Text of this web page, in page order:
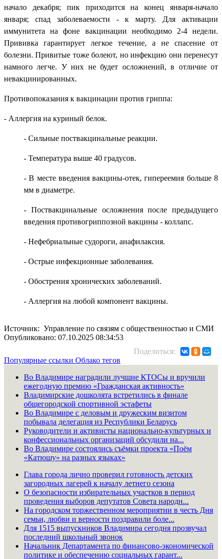
начало декабря; пик приходится на конец января-начало
января; спад заболеваемости - к марту. Для активации
иммунитета на фоне вакцинации необходимо 2-4 недели.
Прививка гарантирует легкое течение, а не спасение от
болезни. Привитые тоже болеют, но инфекцию они перенесут
намного легче. У них не будет осложнений, в отличие от
невакцинированных.
Противопоказания к вакцинации против гриппа:
- Аллергия на куриный белок.
- Сильные поствакцинальные реакции.
- Температура выше 40 градусов.
- В месте введения вакцины-отек, гипереемия больше 8
мм в диаметре.
- Поствакцинальные осложнения после предыдущего
введения противогриппозной вакцины - коллапс.
- Нефебриальные судороги, анафилаксия.
- Острые инфекционные заболевания.
- Обострения хронических заболеваний.
- Аллергия на любой компонент вакцины.
Источник: Управление по связям с общественностью и СМИ
Опубликовано: 07.10.2025 08:34:53
Поделиться:
Популярные ссылки Облако тегов
Во Владимире наградили лучшие КТОСы и вручили
ежегодную премию «Гражданская активность»
Владимирские дошколята встретились в финале
общегородской спортивной эстафеты
Во Владимире с деловым и дружеским визитом
побывала делегация из Республики Беларусь
Руководители и активисты национально-культурных и
конфессиональных организаций обсудили на...
Во Владимире состоялись съёмки проекта «Поём
«Катюшу» на разных языках»
Глава города лично проверил готовность детских
загородных лагерей к началу летнего сезона
О безопасности избирательных участков в период
проведения выборов депутатов Совета народн...
На городском торжественном мероприятии в честь Дня
семьи, любви и верности поздравили боле...
Для 1515 выпускников Владимира сегодня прозвучал
последний школьный звонок
Начальник Департамента по финансово-экономической
политике и обеспечению социальных гарант...